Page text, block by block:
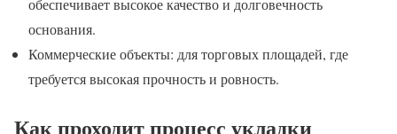
обеспечивает высокое качество и долговечность
основания.
Коммерческие объекты: для торговых площадей, где
требуется высокая прочность и ровность.
Как проходит процесс укладки